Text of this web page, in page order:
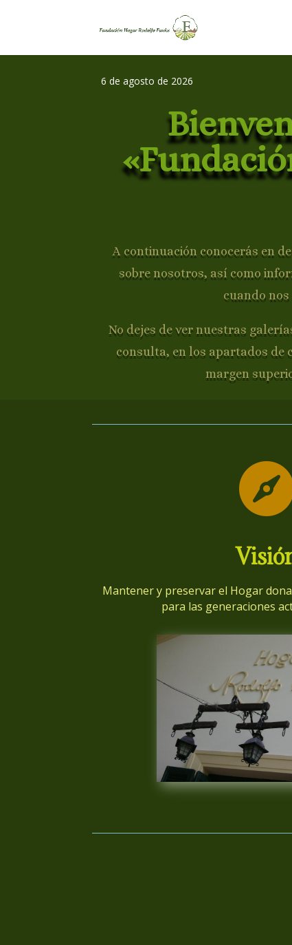
6 de agosto de 2026
A continuación conocerás en
sobre nosotros, así como
cuando nos
No dejes de ver nuestras
consulta, en los apartados de
margen
Mantener y preservar el Hogar
para las generaciones